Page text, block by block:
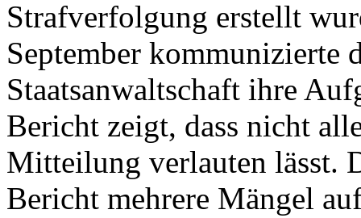
Strafverfolgung erstellt
September kommunizierte
Staatsanwaltschaft ihre
Bericht zeigt, dass nicht
Mitteilung verlauten lässt.
Bericht mehrere Mängel